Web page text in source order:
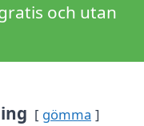
och utan
gömma